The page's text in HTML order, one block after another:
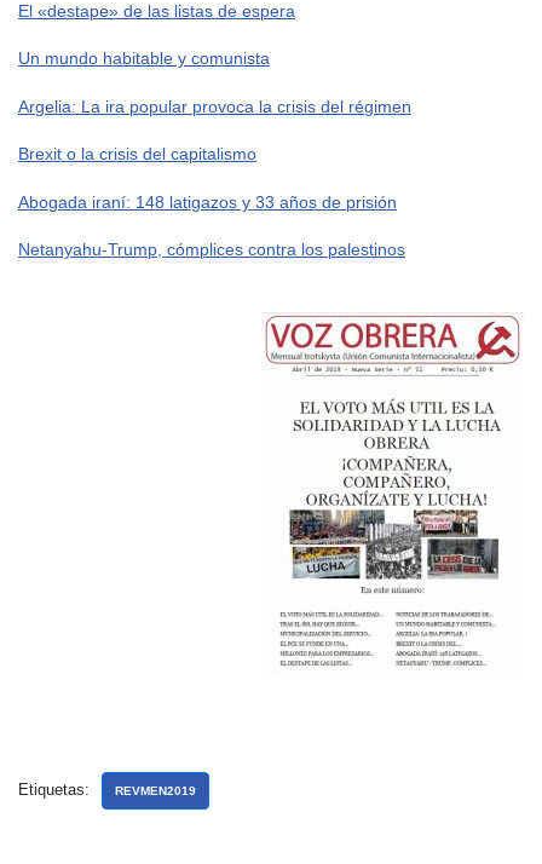
El «destape» de las listas de espera
Un mundo habitable y comunista
Argelia: La ira popular provoca la crisis del régimen
Brexit o la crisis del capitalismo
Abogada iraní: 148 latigazos y 33 años de prisión
Netanyahu-Trump, cómplices contra los palestinos
Etiquetas: REVMEN2019